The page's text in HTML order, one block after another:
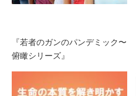
『若者のガンのパンデミック〜
俯瞰シリーズ』